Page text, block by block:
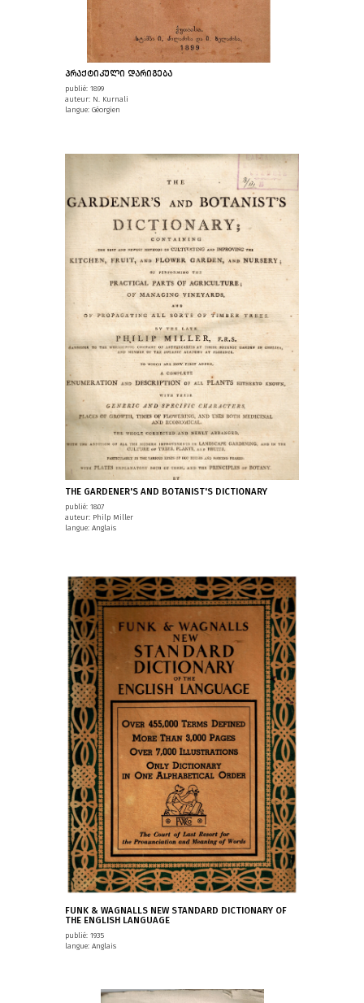
ᲞᲠᲐᲥᲢᲘᲙᲣᲚᲘ ᲓᲐᲠᲘᲒᲔᲑᲐ
publié: 1899
auteur: N. Kurnali
langue: Géorgien
THE GARDENER'S AND BOTANIST'S DICTIONARY
publié: 1807
auteur: Philp Miller
langue: Anglais
FUNK & WAGNALLS NEW STANDARD DICTIONARY OF
THE ENGLISH LANGUAGE
publié: 1935
langue: Anglais